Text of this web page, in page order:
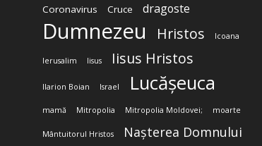
Coronavirus
Cruce dragoste
Dumnezeu Hristos Icoana
Ierusalim Iisus Iisus Hristos
Ilarion Boian Israel Lucășeuca
mamă Mitropolia Mitropolia Moldovei; moarte
Mântuitorul Hristos Nașterea Domnului